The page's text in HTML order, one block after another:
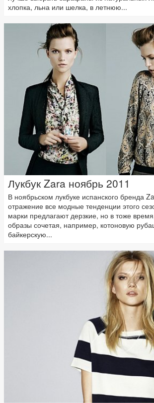
хлопка, льна или шелка, в летнюю...
Лукбук Zara ноябрь 2011
В ноябрьском лукбуке испанского бренда
отражение все модные тенденции этого
марки предлагают дерзкие, но в тоже
образы сочетая, например, котоновую
байкерскую...